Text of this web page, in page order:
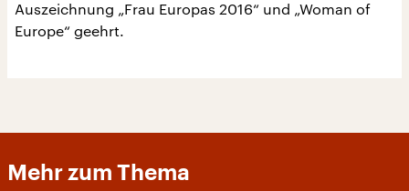
Auszeichnung „Frau Europas 2016“ und „Woman of
Europe“ geehrt.
Mehr zum Thema